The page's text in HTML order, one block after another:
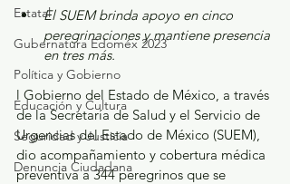
Estatal
Gubernatura Edoméx 2023
Política y Gobierno
Educación y Cultura
Seguridad y Justicia
Denuncia Ciudadana
El SUEM brinda apoyo en cinco
peregrinaciones y mantiene presencia
en tres más.
l Gobierno del Estado de México, a través
de la Secretaría de Salud y el Servicio de
Urgencias del Estado de México (SUEM),
dio acompañamiento y cobertura médica
preventiva a 344 peregrinos que se